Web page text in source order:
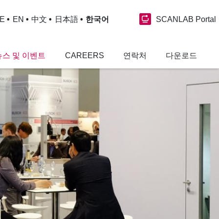
EN 中文 日本語 한국어 SCANLAB Portal
스 및 이벤트 CAREERS 연락처 다운로드